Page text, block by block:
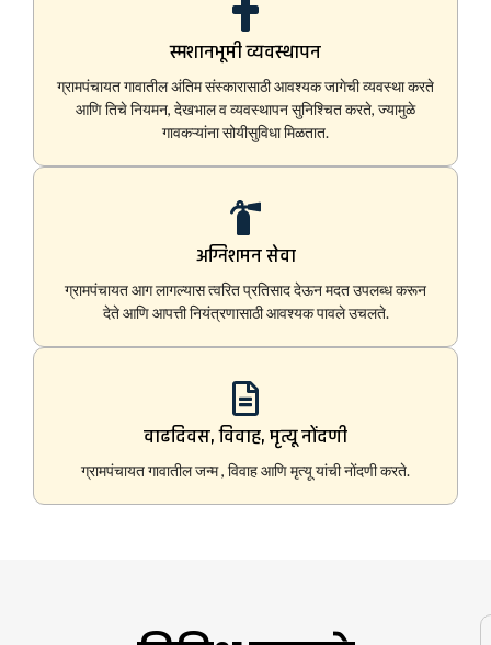
स्मशानभूमी व्यवस्थापन
ग्रामपंचायत गावातील अंतिम संस्कारासाठी आवश्यक जागेची व्यवस्था करते
आणि तिचे नियमन, देखभाल व व्यवस्थापन सुनिश्चित करते, ज्यामुळे
गावकऱ्यांना सोयीसुविधा मिळतात.
अग्निशमन सेवा
ग्रामपंचायत आग लागल्यास त्वरित प्रतिसाद देऊन मदत उपलब्ध करून
देते आणि आपत्ती नियंत्रणासाठी आवश्यक पावले उचलते.
वाढदिवस, विवाह, मृत्यू नोंदणी
ग्रामपंचायत गावातील जन्म , विवाह आणि मृत्यू यांची नोंदणी करते.